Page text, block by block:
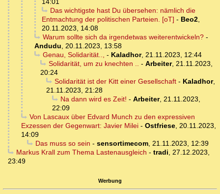
14:01
Das wichtigste hast Du übersehen: nämlich die
Entmachtung der politischen Parteien. [oT] - Beo2,
20.11.2023, 14:08
Warum sollte sich da irgendetwas weiterentwickeln?-
Andudu, 20.11.2023, 13:58
Genau, Solidarität.., - Kaladhor, 21.11.2023, 12:44
Solidarität, um zu knechten .. - Arbeiter, 21.11.2023,
20:24
Solidarität ist der Kitt einer Gesellschaft- Kaladhor,
21.11.2023, 21:28
Na dann wird es Zeit! - Arbeiter, 21.11.2023,
22:09
Von Lascaux über Edvard Munch zu den expressiven
Exzessen der Gegenwart: Javier Milei - Ostfriese, 20.11.2023,
14:09
Das muss so sein - sensortimecom, 21.11.2023, 12:39
Markus Krall zum Thema Lastenausgleich - tradi, 27.12.2023,
23:49
Werbung